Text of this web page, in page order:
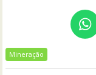
Mineração